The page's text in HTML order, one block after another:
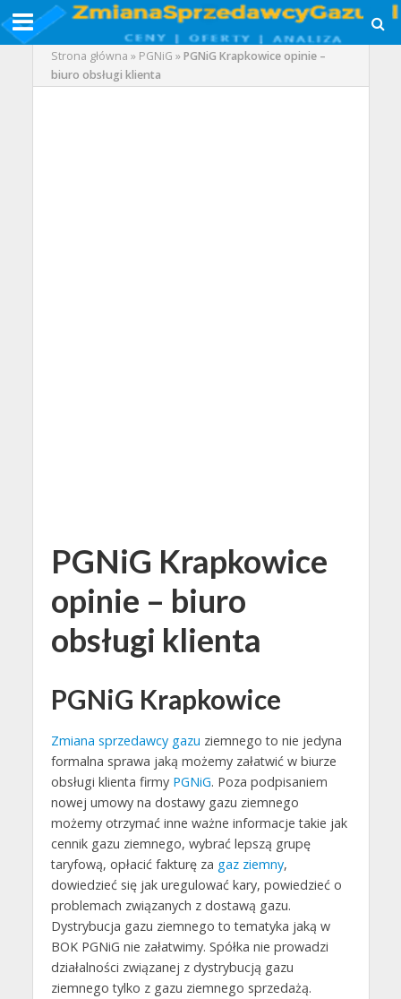
Strona główna » PGNiG »PGNiG Krapkowice opinie –
biuro obsługi klienta
PGNiG Krapkowice
opinie – biuro
obsługi klienta
PGNiG Krapkowice
Zmiana sprzedawcy gazu ziemnego to nie jedyna
formalna sprawa jaką możemy załatwić w biurze
obsługi klienta firmy PGNiG. Poza podpisaniem
nowej umowy na dostawy gazu ziemnego
możemy otrzymać inne ważne informacje takie jak
cennik gazu ziemnego, wybrać lepszą grupę
taryfową, opłacić fakturę za gaz ziemny,
dowiedzieć się jak uregulować kary, powiedzieć o
problemach związanych z dostawą gazu.
Dystrybucja gazu ziemnego to tematyka jaką w
BOK PGNiG nie załatwimy. Spółka nie prowadzi
działalności związanej z dystrybucją gazu
ziemnego tylko z gazu ziemnego sprzedażą.